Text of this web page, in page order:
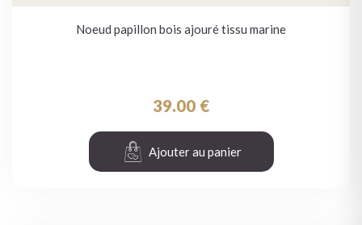
Noeud papillon bois ajouré tissu marine
39.00 €
Ajouter au panier